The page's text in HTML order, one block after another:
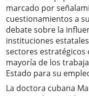
marcado por
cuestionamientos a
debate sobre la
instituciones
sectores estratégicos
mayoría de los
Estado para su
La doctora cubana